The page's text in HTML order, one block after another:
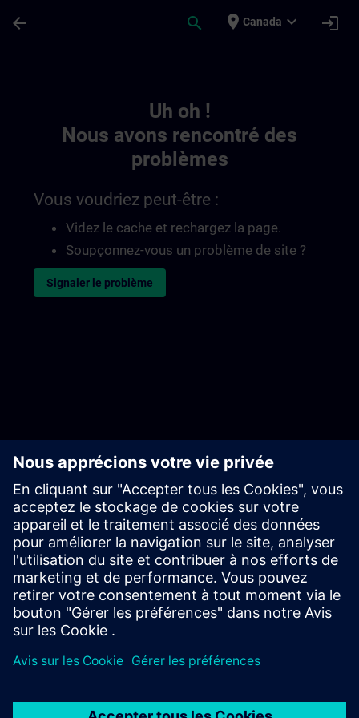
arrow_back search place Canada expand_more login
Uh oh !
Nous avons rencontré des
problèmes
Vous voudriez peut-être :
Videz le cache et rechargez la page.
Soupçonnez-vous un problème de site ?
Signaler le problème